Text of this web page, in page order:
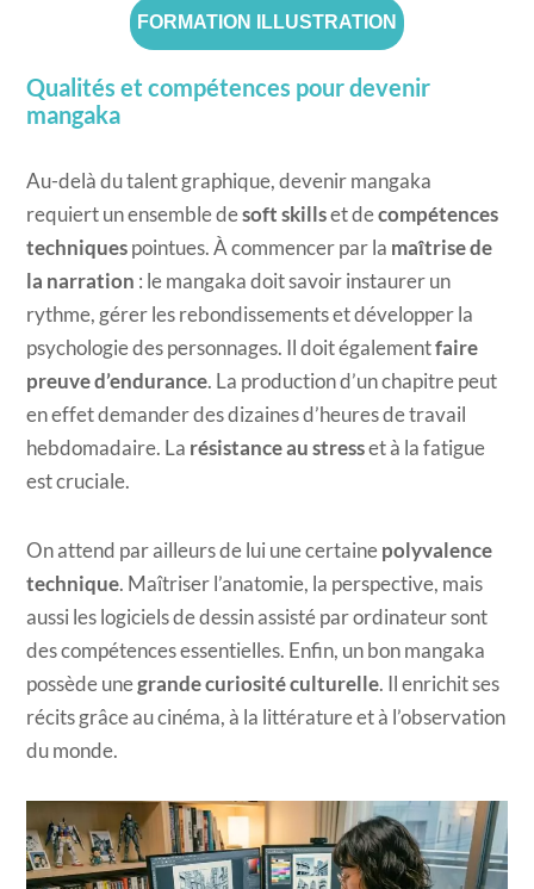
FORMATION ILLUSTRATION
Qualités et compétences pour devenir
mangaka
Au-delà du talent graphique, devenir mangaka
requiert un ensemble desoft skillset decompétences
techniques pointues. À commencer par la maîtrise de
la narration : le mangaka doit savoir instaurer un
rythme, gérer les rebondissements et développer la
psychologie des personnages. Il doit égalementfaire
preuve d’endurance . La production d’un chapitre peut
en effet demander des dizaines d’heures de travail
hebdomadaire. La résistance au stresset à la fatigue
est cruciale.
On attend par ailleurs de lui une certaine polyvalence
technique . Maîtriser l’anatomie, la perspective, mais
aussi les logiciels de dessin assisté par ordinateur sont
des compétences essentielles. Enfin, un bon mangaka
possède unegrande curiosité culturelle . Il enrichit ses
récits grâce au cinéma, à la littérature et à l’observation
du monde.